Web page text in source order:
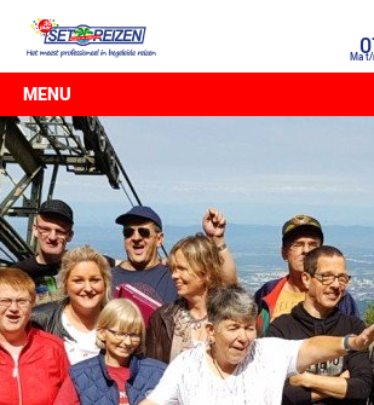
Ma
MENU